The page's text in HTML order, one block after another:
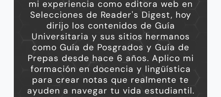
mi experiencia como editora web en
Selecciones de Reader's Digest, hoy
dirijo los contenidos de Guía
Universitaria y sus sitios hermanos
como Guía de Posgrados y Guía de
Prepas desde hace 6 años. Aplico mi
formación en docencia y lingüística
para crear notas que realmente te
ayuden a navegar tu vida estudiantil.